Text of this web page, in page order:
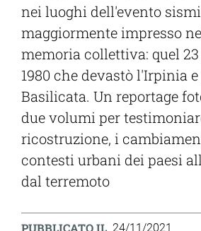
nei luoghi dell'evento
maggiormente impresso
memoria collettiva: quel
1980 che devastò l'Irpinia
Basilicata. Un reportage
due volumi per
ricostruzione, i
contesti urbani dei paesi
dal terremoto
PUBBLICATO IL 24/11/2021